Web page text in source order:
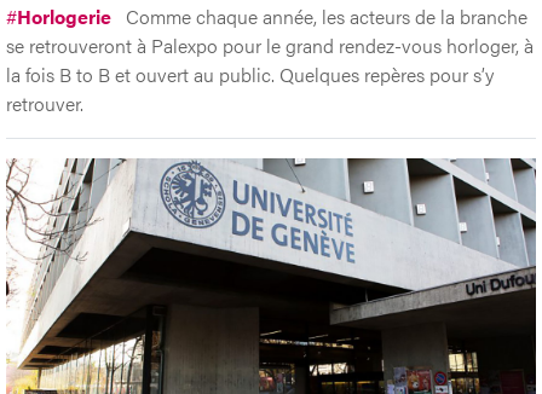
#Horlogerie Comme chaque année, les acteurs de la branche
se retrouveront à Palexpo pour le grand rendez-vous horloger, à
la fois B to B et ouvert au public. Quelques repères pour s’y
retrouver.